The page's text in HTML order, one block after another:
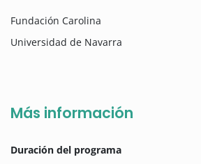
Fundación Carolina
Universidad de Navarra
Más información
Duración del programa